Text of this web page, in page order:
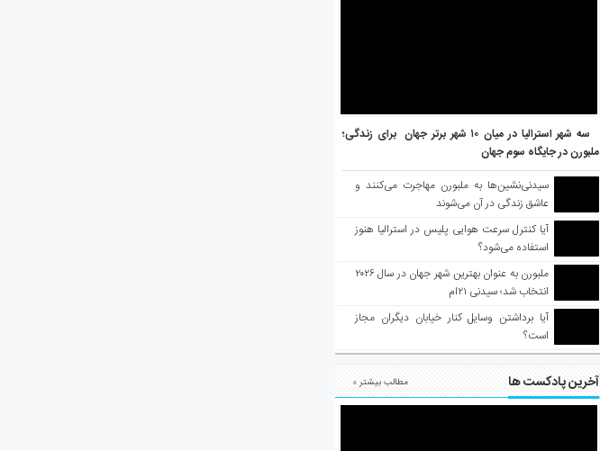
سه شهر استرالیا در میان ۱۰ شهر برتر جهان برای زندگی؛
ملبورن در جایگاه سوم جهان
سیدنی‌نشین‌ها به ملبورن مهاجرت می‌کنند و
عاشق زندگی در آن می‌شوند
آیا کنترل سرعت هوایی پلیس در استرالیا هنوز
استفاده می‌شود؟
ملبورن به عنوان بهترین شهر جهان در سال ۲۰۲۶
انتخاب شد؛ سیدنی ۲۱‌ام
آیا برداشتن وسایل کنار خیابان دیگران مجاز
است؟
آخرین پادکست ها مطالب بیشتر »